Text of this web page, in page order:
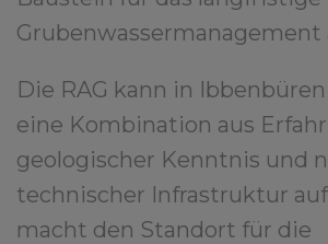
Grubenwassermanagement
Die RAG kann in
eine Kombination aus
geologischer Kenntnis und
technischer Infrastruktur
macht den Standort für die